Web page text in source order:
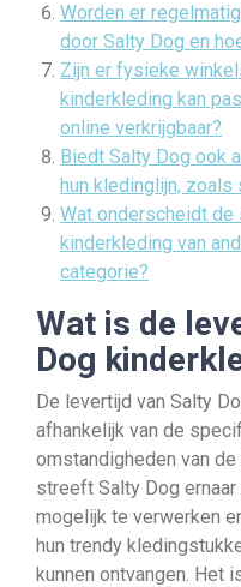
Worden er
door Salty Dog en
Zijn er fysieke
kinderkleding kan
online verkrijgbaar?
Biedt Salty Dog ook
hun kledinglijn, zoals
Wat onderscheidt de
kinderkleding van
categorie?
Wat is de
Dog
De levertijd van Salty
afhankelijk van de
omstandigheden van
streeft Salty Dog
mogelijk te verwerken
hun trendy
kunnen ontvangen. Het